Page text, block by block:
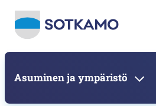
Asuminen ja ympäristö